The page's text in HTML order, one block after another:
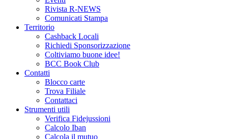
Rivista R-NEWS
Comunicati Stampa
Territorio
Cashback Locali
Richiedi Sponsorizzazione
Coltiviamo buone idee!
BCC Book Club
Contatti
Blocco carte
Trova Filiale
Contattaci
Strumenti utili
Verifica Fidejussioni
Calcolo Iban
Calcola il mutuo